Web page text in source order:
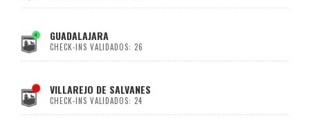
GUADALAJARA
CHECK-INS VALIDADOS: 26
VILLAREJO DE SALVANES
CHECK-INS VALIDADOS: 24